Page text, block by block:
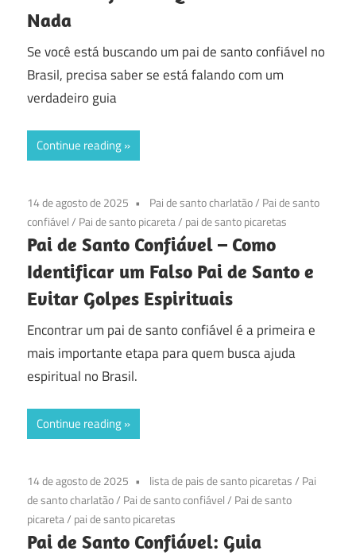
Nada
Se você está buscando um pai de santo confiável no
Brasil, precisa saber se está falando com um
verdadeiro guia
Continue reading
14 de agosto de 2025 Pai de santo charlatão/ Pai de santo
confiável/ Pai de santo picareta/ pai de santo picaretas
Pai de Santo Confiável – Como
Identificar um Falso Pai de Santo e
Evitar Golpes Espirituais
Encontrar um pai de santo confiável é a primeira e
mais importante etapa para quem busca ajuda
espiritual no Brasil.
Continue reading
14 de agosto de 2025 lista de pais de santo picaretas/ Pai
de santo charlatão/ Pai de santo confiável/ Pai de santo
picareta/ pai de santo picaretas
Pai de Santo Confiável: Guia